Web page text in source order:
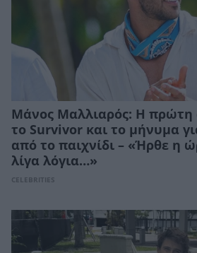
Μάνος Μαλλιαρός: Η πρώτη
το Survivor και το μήνυμα
από το παιχνίδι – «Ήρθε η
λίγα λόγια…»
CELEBRITIES